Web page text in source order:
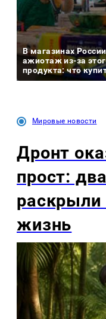
В магазинах России
ажиотаж из-за
продукта: что
Мировые новости
Дронт
прост:
раскрыли
жизнь